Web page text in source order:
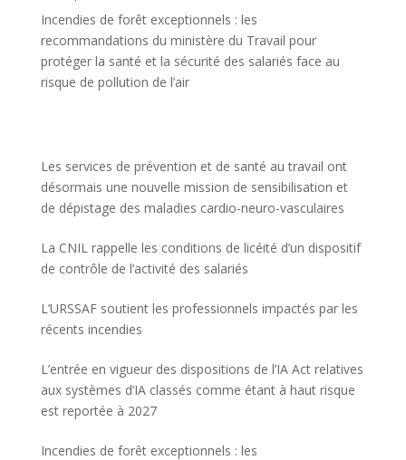
Incendies de forêt exceptionnels : les
recommandations du ministère du Travail pour
protéger la santé et la sécurité des salariés face au
risque de pollution de l’air
Les services de prévention et de santé au travail ont
désormais une nouvelle mission de sensibilisation et
de dépistage des maladies cardio-neuro-vasculaires
La CNIL rappelle les conditions de licéité d’un dispositif
de contrôle de l’activité des salariés
L’URSSAF soutient les professionnels impactés par les
récents incendies
L’entrée en vigueur des dispositions de l’IA Act relatives
aux systèmes d’IA classés comme étant à haut risque
est reportée à 2027
Incendies de forêt exceptionnels : les